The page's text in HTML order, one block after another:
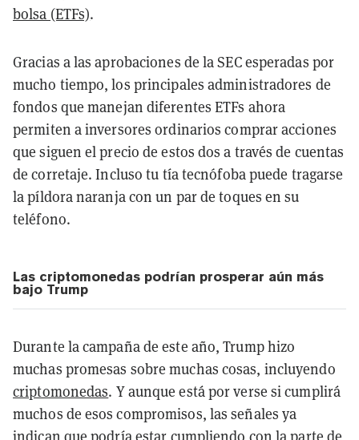
bolsa (ETFs).
Gracias a las aprobaciones de la SEC esperadas por
mucho tiempo, los principales administradores de
fondos que manejan diferentes ETFs ahora
permiten a inversores ordinarios comprar acciones
que siguen el precio de estos dos a través de cuentas
de corretaje. Incluso tu tía tecnófoba puede tragarse
la píldora naranja con un par de toques en su
teléfono.
Las criptomonedas podrían prosperar aún más
bajo Trump
Durante la campaña de este año, Trump hizo
muchas promesas sobre muchas cosas, incluyendo
criptomonedas. Y aunque está por verse si cumplirá
muchos de esos compromisos, las señales ya
indican que podría estar cumpliendo con la parte de